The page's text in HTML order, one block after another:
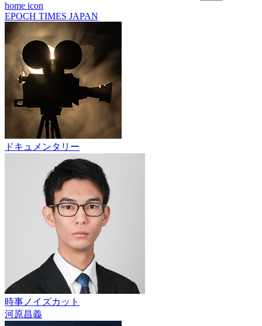
home icon
EPOCH TIMES JAPAN
ドキュメンタリー
時事ノイズカット
河原昌義